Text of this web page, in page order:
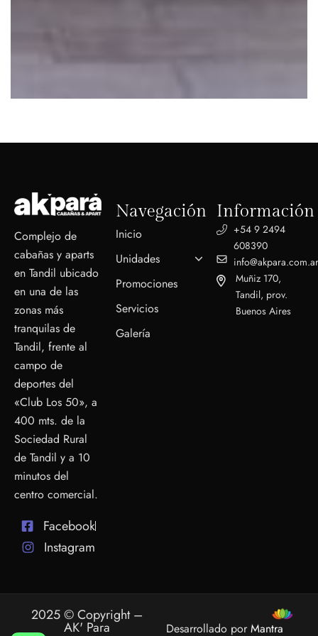
Complejo de
cabañas y aparts
en Tandil ubicado
en una de las
zonas más
tranquilas de
Tandil, frente al
campo de
deportes del
«Club Los 50», a
400 mts. de la
Sociedad Rural
de Tandil y a 10
minutos del
centro comercial.
Facebook
Instagram
Navegación
Inicio
Unidades
Promociones
Servicios
Galería
Información
+54 9 2494
608390
Muñiz 170,
Tandil, prov.
Buenos Aires
2025 © Copyright –
AK' Para Desarrollado por Mantra